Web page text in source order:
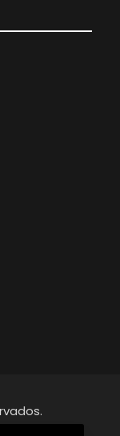
English